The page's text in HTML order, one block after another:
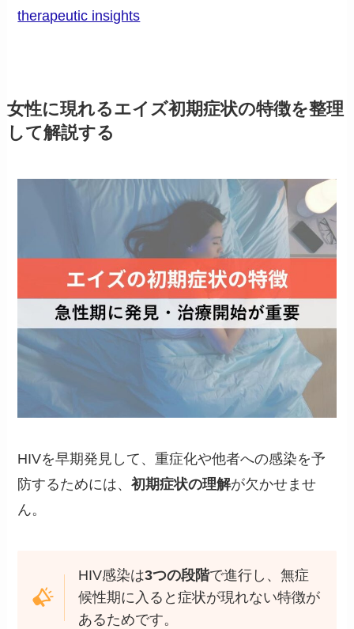
therapeutic insights
女性に現れるエイズ初期症状の特徴を整理
して解説する
HIVを早期発見して、重症化や他者への感染を予
防するためには、初期症状の理解が欠かせませ
ん。
HIV感染は3つの段階で進行し、無症
候性期に入ると症状が現れない特徴が
あるためです。